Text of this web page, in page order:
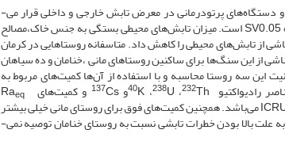
انسان در طول سال از منابع تابش مختلفی مثل تابشهای کیهانی،تابش محیطی،گاز رادن و دستگاه‌های پرتودرمانی در معرض تابش خارجی و داخلی قرار می‌­
گیرد.حد مجاز دز سالانه که توسط گزارش ICRU برای افراد معمولی در نظر گرفته شده SV0.05 است. میزان تابش‌های محیطی بستگی به جنس خاک،مصالح
از تابش‌های محیطی را کاهش داد. متاسفانه روستاهایی در کرمان
از این سنگ‌ها برای ساکنین روستاهای مانی ،خنامان و ده سیاهان
این سه روستا محاسبه و با استفاده از آن‌ها کمیت‌های مربوط به
رادیواکتیو 40K ،238U ،232Th و 137Cs و کمیت‌های Raeq
,Iy ,ELCR این سه روستا بالاتر از مقادیر مجاز اعلام شده توسط ICRU می­‌باشد. همچنین کمیت‌های فوق برای روستای مانی خیلی بیشتر
علت بالا بودن خطرات تابشی نسبت به روستای خنامان توصیه نمی‌­